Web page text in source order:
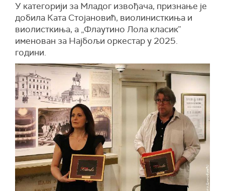
У категорији за Младог извођача, признање је
добила Ката Стојановић, виолинисткиња и
виолисткиња, а „Флаутино Лола класик”
именован за Најбољи оркестар у 2025.
години.